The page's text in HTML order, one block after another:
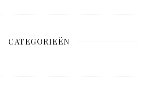
CATEGORIEËN